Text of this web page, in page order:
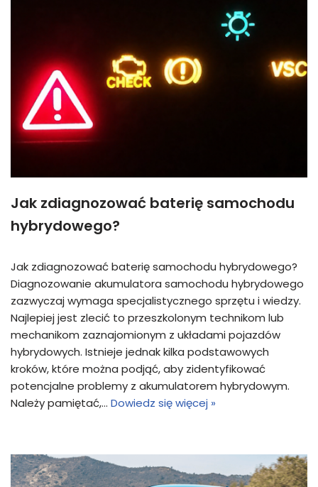
Jak zdiagnozować baterię samochodu
hybrydowego?
Jak zdiagnozować baterię samochodu hybrydowego?
Diagnozowanie akumulatora samochodu hybrydowego
zazwyczaj wymaga specjalistycznego sprzętu i wiedzy.
Najlepiej jest zlecić to przeszkolonym technikom lub
mechanikom zaznajomionym z układami pojazdów
hybrydowych. Istnieje jednak kilka podstawowych
kroków, które można podjąć, aby zidentyfikować
potencjalne problemy z akumulatorem hybrydowym.
Należy pamiętać,… Dowiedz się więcej »